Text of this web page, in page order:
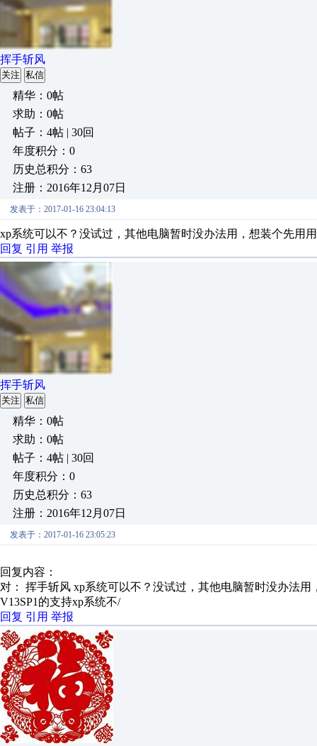
挥手斩风
关注 私信
精华：0帖
求助：0帖
帖子：4帖 | 30回
年度积分：0
历史总积分：63
注册：2016年12月07日
发表于：2017-01-16 23:04:13
xp系统可以不？没试过，其他电脑暂时没办法用，想装个先用用
回复 引用 举报
挥手斩风
关注 私信
精华：0帖
求助：0帖
帖子：4帖 | 30回
年度积分：0
历史总积分：63
注册：2016年12月07日
发表于：2017-01-16 23:05:23
回复内容：
对： 挥手斩风 xp系统可以不？没试过，其他电脑暂时没办法
V13SP1的支持xp系统不/
回复 引用 举报